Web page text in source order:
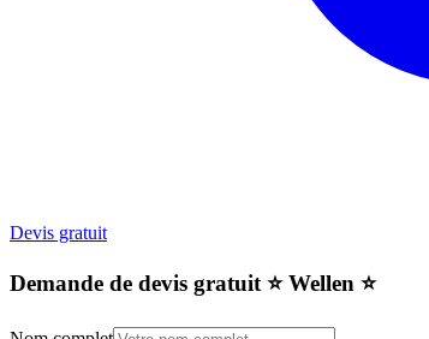
Devis gratuit
Demande de devis gratuit ⭐️ Wellen ⭐️